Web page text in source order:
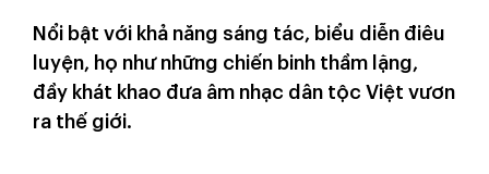
Nổi bật với khả năng sáng tác, biểu diễn điêu
luyện, họ như những chiến binh thầm lặng,
đầy khát khao đưa âm nhạc dân tộc Việt vươn
ra thế giới.